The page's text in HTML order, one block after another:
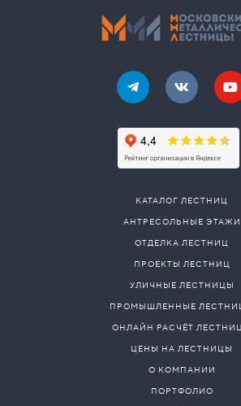
КАТАЛОГ ЛЕСТНИЦ
АНТРЕСОЛЬНЫЕ ЭТАЖИ
ОТДЕЛКА ЛЕСТНИЦ
ПРОЕКТЫ ЛЕСТНИЦ
УЛИЧНЫЕ ЛЕСТНИЦЫ
ПРОМЫШЛЕННЫЕ
ОНЛАЙН РАСЧЁТ
ЦЕНЫ НА ЛЕСТНИЦЫ
О КОМПАНИИ
ПОРТФОЛИО